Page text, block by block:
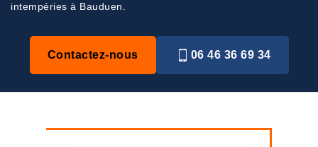
intempéries à Bauduen.
Contactez-nous 06 46 36 69 34